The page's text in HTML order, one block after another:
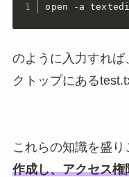
open -a
のように入力すれば
クトップにある
これらの知識を盛り
作成し、アクセス